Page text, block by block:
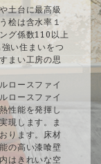
土台に最高級
桧は含水率１
グ係数110以上
い住まいをつ
まい工房の思
ロースファイ
ロースファイ
性能を発揮し
現します。ま
ります。床材
の高い漆喰壁
はきれいな空